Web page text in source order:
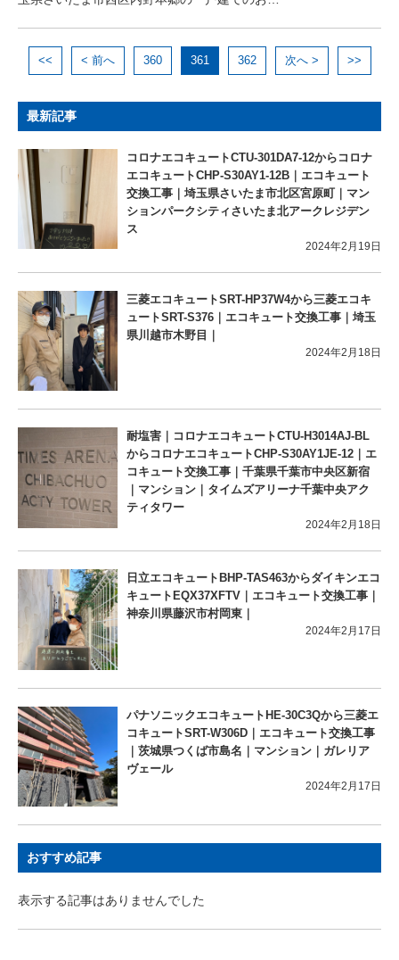
<< < 前へ 360 361 362 次へ > >>
最新記事
コロナエコキュートCTU-301DA7-12からコロナ
エコキュートCHP-S30AY1-12B｜エコキュート
交換工事｜埼玉県さいたま市北区宮原町｜マン
ションパークシティさいたま北アークレジデン
ス
2024年2月19日
三菱エコキュートSRT-HP37W4から三菱エコキ
ュートSRT-S376｜エコキュート交換工事｜埼玉
県川越市木野目｜
2024年2月18日
耐塩害｜コロナエコキュートCTU-H3014AJ-BL
からコロナエコキュートCHP-S30AY1JE-12｜エ
コキュート交換工事｜千葉県千葉市中央区新宿
｜マンション｜タイムズアリーナ千葉中央アク
ティタワー
2024年2月18日
日立エコキュートBHP-TAS463からダイキンエコ
キュートEQX37XFTV｜エコキュート交換工事｜
神奈川県藤沢市村岡東｜
2024年2月17日
パナソニックエコキュートHE-30C3Qから三菱エ
コキュートSRT-W306D｜エコキュート交換工事
｜茨城県つくば市島名｜マンション｜ガレリア
ヴェール
2024年2月17日
おすすめ記事
表示する記事はありませんでした